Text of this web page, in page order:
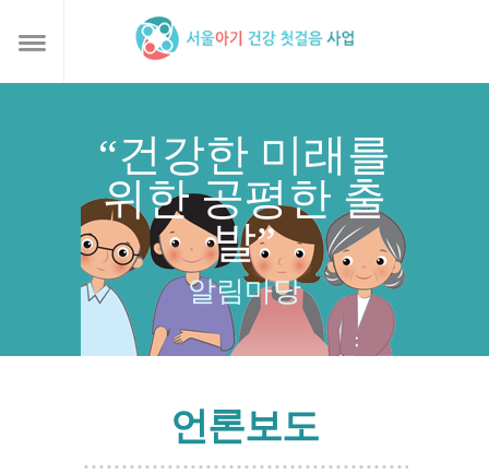
“건강한 미래를
위한 공평한 출
발”
알림마당
언론보도